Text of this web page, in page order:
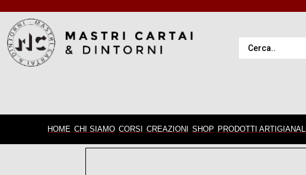
HOME CHI SIAMO CORSI CREAZIONI SHOP PRODOTTI ARTIGIANALI